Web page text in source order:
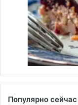
Популярно сейчас